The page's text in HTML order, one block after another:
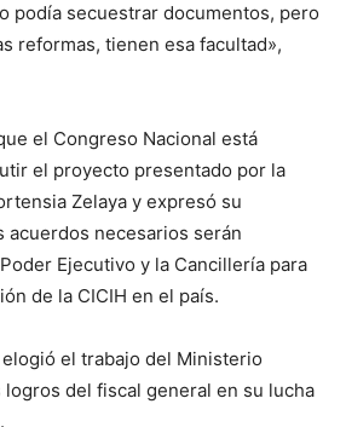
podía secuestrar documentos, pero
reformas, tienen esa facultad»,
el Congreso Nacional está
el proyecto presentado por la
Zelaya y expresó su
acuerdos necesarios serán
Ejecutivo y la Cancillería para
de la CICIH en el país.
el trabajo del Ministerio
del fiscal general en su lucha